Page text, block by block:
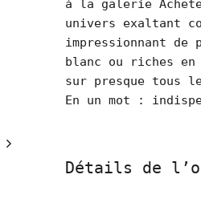
à la galerie
univers exaltant
impressionnant
blanc ou riches
sur presque tous
En un mot :
Détails de